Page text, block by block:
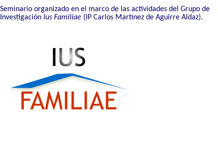
Seminario organizado en el marco de las actividades del Grupo de
Investigación Ius Familiae (IP Carlos Martínez de Aguirre Aldaz).